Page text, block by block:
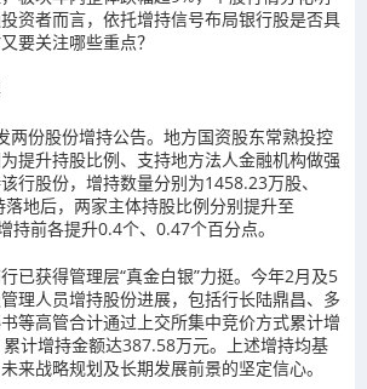
资者而言，依托增持信号布局银行股是否具
要关注哪些重点？
两份股份增持公告。地方国资股东常熟投控
提升持股比例、支持地方法人金融机构做强
行股份，增持数量分别为1458.23万股、
地后，两家主体持股比例分别提升至
持前各提升0.4个、0.47个百分点。
已获得管理层“真金白银”力挺。今年2月及5
理人员增持股份进展，包括行长陆鼎昌、多
等高管合计通过上交所集中竞价方式累计增
计增持金额达387.58万元。上述增持均基
来战略规划及长期发展前景的坚定信心。